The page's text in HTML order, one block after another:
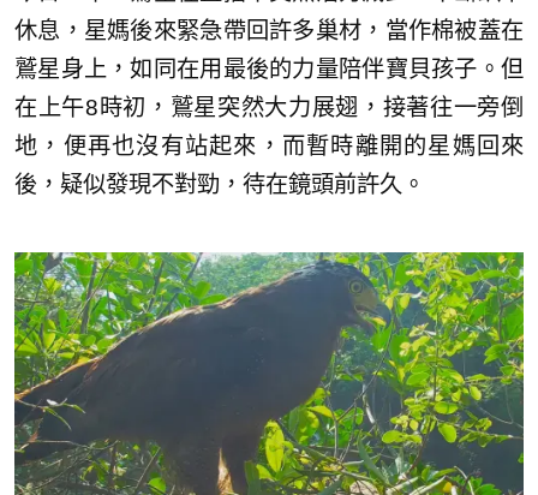
休息，星媽後來緊急帶回許多巢材，當作棉被蓋在
鷲星身上，如同在用最後的力量陪伴寶貝孩子。但
在上午8時初，鷲星突然大力展翅，接著往一旁倒
地，便再也沒有站起來，而暫時離開的星媽回來
後，疑似發現不對勁，待在鏡頭前許久。